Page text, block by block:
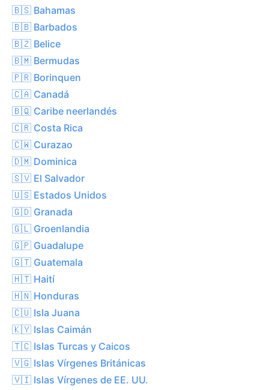
🇧🇸 Bahamas
🇧🇧 Barbados
🇧🇿 Belice
🇧🇲 Bermudas
🇵🇷 Borinquen
🇨🇦 Canadá
🇧🇶 Caribe neerlandés
🇨🇷 Costa Rica
🇨🇼 Curazao
🇩🇲 Dominica
🇸🇻 El Salvador
🇺🇸 Estados Unidos
🇬🇩 Granada
🇬🇱 Groenlandia
🇬🇵 Guadalupe
🇬🇹 Guatemala
🇭🇹 Haití
🇭🇳 Honduras
🇨🇺 Isla Juana
🇰🇾 Islas Caimán
🇹🇨 Islas Turcas y Caicos
🇻🇬 Islas Vírgenes Británicas
🇻🇮 Islas Vírgenes de EE. UU.